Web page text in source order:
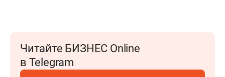
Читайте БИЗНЕС Online
в Telegram